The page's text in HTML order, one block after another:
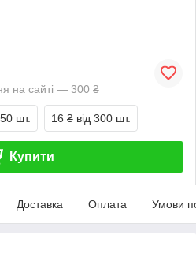
на сайті — 300 ₴
50 шт. 16 ₴ від 300 шт.
Купити
Доставка Оплата Умови